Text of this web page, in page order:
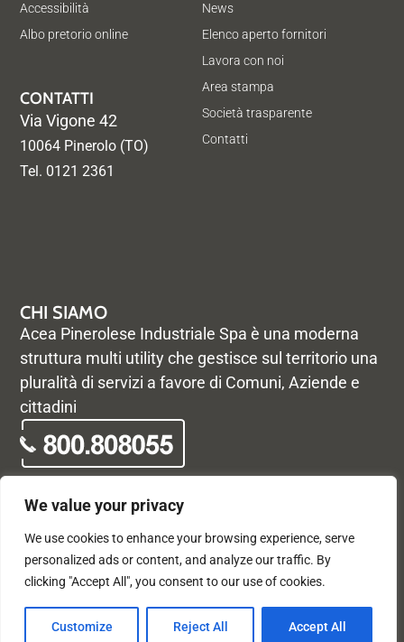
We value your privacy
We use cookies to enhance your browsing experience, serve
personalized ads or content, and analyze our traffic. By
clicking "Accept All", you consent to our use of cookies.
Customize Reject All Accept All
CHI SIAMO
Acea Pinerolese Industriale Spa è una moderna
struttura multi utility che gestisce sul territorio una
pluralità di servizi a favore di Comuni, Aziende e
cittadini
News
Elenco aperto fornitori
Lavora con noi
Area stampa
Società trasparente
Contatti
Accessibilità
Albo pretorio online
CONTATTI
Via Vigone 42
10064 Pinerolo (TO)
Tel. 0121 2361
© Acea Pinerolese Industriale S.p.a. – Tutti i diritti riservati. Via
Vigone 42 - 10064 Pinerolo - P. Iva e Registro delle imprese di
Torino 05059960012 - Capitale Sociale
33.915.698,68 REA di Torino: 680448
X